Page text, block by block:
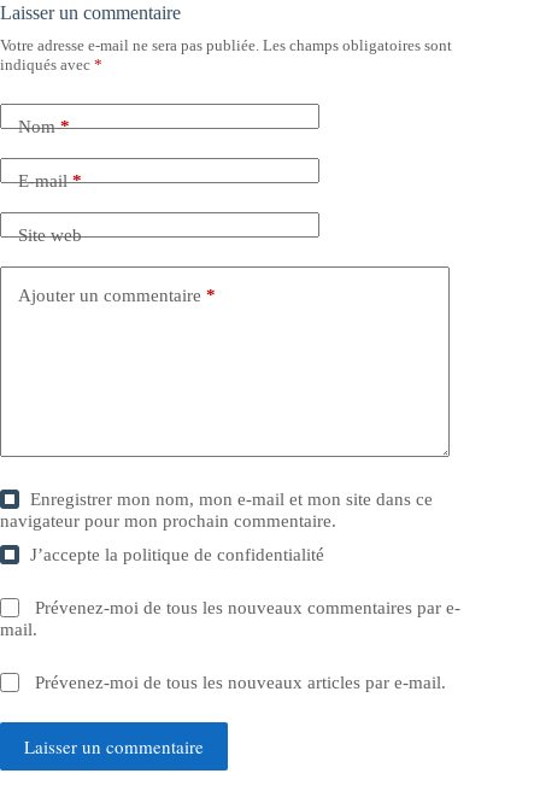
Laisser un commentaire
Votre adresse e-mail ne sera pas publiée. Les champs obligatoires sont
indiqués avec *
Nom*
E-mail*
Site web
Ajouter un commentaire *
Enregistrer mon nom, mon e-mail et mon site dans ce
navigateur pour mon prochain commentaire.
J’accepte lapolitique de confidentialité
Prévenez-moi de tous les nouveaux commentaires par e-
mail.
Prévenez-moi de tous les nouveaux articles par e-mail.
Laisser un commentaire